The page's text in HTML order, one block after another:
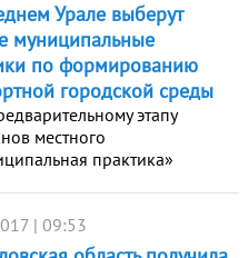
Урале выберут
муниципальные
по формированию
городской среды
этапу
местного
практика»
| 09:53